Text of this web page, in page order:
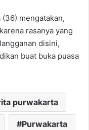
mengatakan,
rasanya yang
disini,
buat buka puasa
purwakarta
Purwakarta